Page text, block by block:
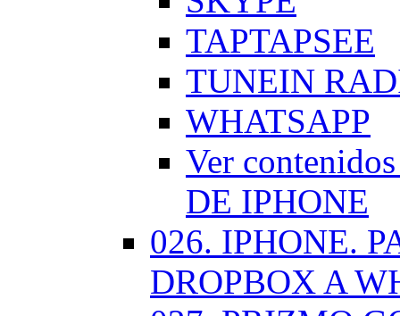
TAPTAPSEE
TUNEIN
WHATSAPP
Ver
DE IPHONE
026. IPHONE.
DROPBOX A